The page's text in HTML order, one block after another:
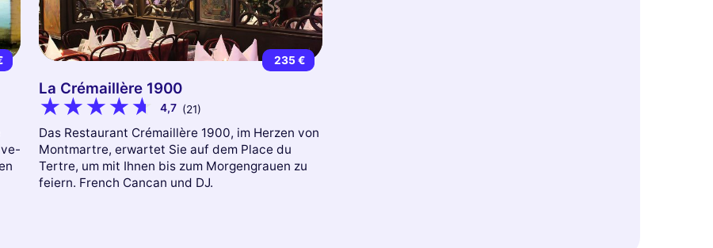
235 €
La Crémaillère 1900
4,7 (21)
Das Restaurant Crémaillère 1900, im Herzen von
Montmartre, erwartet Sie auf dem Place du
Tertre, um mit Ihnen bis zum Morgengrauen zu
feiern. French Cancan und DJ.